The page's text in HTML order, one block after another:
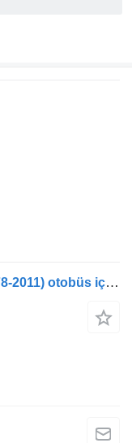
Volvo B6, B7, B9, B10, B12 bus (1978-2011) otobüs için Volvo B10B (01.78-12.01) 1523101 difrensiyel mili